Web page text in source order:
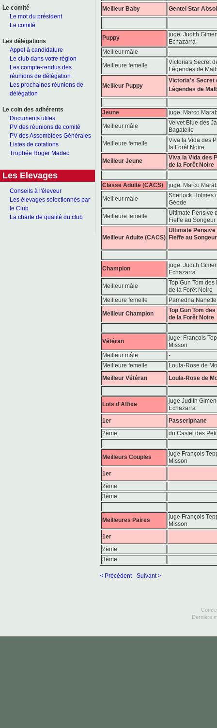
Le comité
Le mot du président
Le comité
Les délégations
Appel à candidature
Le club dans votre région
Les compte-rendus des
réunions de délégation
Les prochaines réunions de
délégation
Le coin des adhérents
Documents utiles
PV des réunions de comité
PV des Assemblées Générales
Listes de cotations
Trophée Roger Madec
Les Elevages
Conseils à l'éleveur
Les élevages sélectionnés par
le Club
La charte de qualité du club
Meilleur Baby
Gentel Star
Puppy
juge: Judith
Echazarra
Meilleur mâle
-
Meilleure femelle
Victoria's Secret
Légendes de
Meilleur Puppy
Victoria's Secret
Légendes de
Jeune
juge: Marco
Meilleur mâle
Velvet Blue des
Bagatelle
Meilleure femelle
Viva la Vida des
la Forêt Noire
Meilleur Jeune
Viva la Vida des
de la Forêt Noire
Classe Adulte (CACS)
juge: Marco
Meilleur mâle
Sherlock Holmes
Géode
Meilleure femelle
Ultimate Pensive
Fieffe au Songeur
Meilleur Adulte (CACS)
Ultimate Pensive
Fieffe au Songeur
Champion
juge: Judith
Echazarra
Meilleur mâle
Top Gun Tom des
de la Forêt Noire
Meilleure femelle
Pamedna Nanette
Meilleur Champion
Top Gun Tom
de la Forêt Noire
Vétéran
juge: François
Misson
Meilleur mâle
-
Meilleure femelle
Loula-Rose de
Meilleur Vétéran
Loula-Rose de
Lots d'Affixe
juge Judith
Echazarra
1er
Passeriphane
2ème
du Castel des
Meilleurs Couples
juge François
Misson
1er
2ème
3ème
Meilleures Paires
juge François
Misson
1er
2ème
3ème
< Précédent Suivant >
Dernière